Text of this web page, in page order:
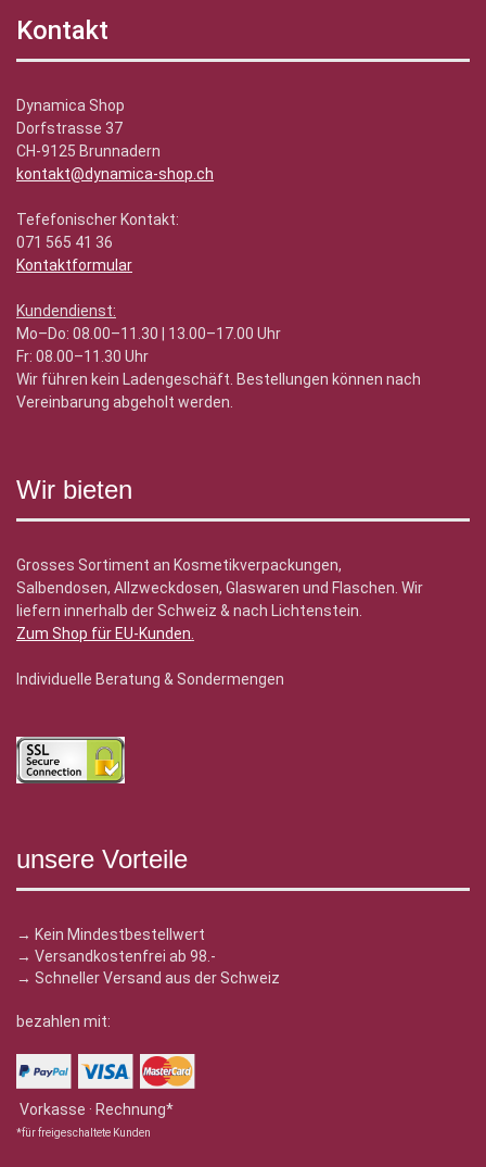
Kontakt
Dynamica Shop
Dorfstrasse 37
CH-9125 Brunnadern
kontakt@dynamica-shop.ch
Tefefonischer Kontakt:
071 565 41 36
Kontaktformular
Kundendienst:
Mo–Do: 08.00–11.30 | 13.00–17.00 Uhr
Fr: 08.00–11.30 Uhr
Wir führen kein Ladengeschäft. Bestellungen können nach
Vereinbarung abgeholt werden.
Wir bieten
Grosses Sortiment an Kosmetikverpackungen,
Salbendosen, Allzweckdosen, Glaswaren und Flaschen. Wir
liefern innerhalb der Schweiz & nach Lichtenstein.
Zum Shop für EU-Kunden.
Individuelle Beratung & Sondermengen
unsere Vorteile
→ Kein Mindestbestellwert
→ Versandkostenfrei ab 98.-
→ Schneller Versand aus der Schweiz
bezahlen mit:
Vorkasse · Rechnung*
*für freigeschaltete Kunden